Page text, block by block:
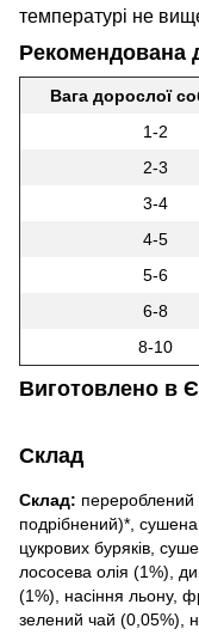
температурі не
Рекомендована
Вага дорослої
1-2
2-3
3-4
4-5
5-6
6-8
8-10
Виготовлено в
Склад
Склад: перероблений
подрібнений)*,
цукрових буряків,
лососева олія (1%),
(1%), насіння льону,
зелений чай (0,05%),